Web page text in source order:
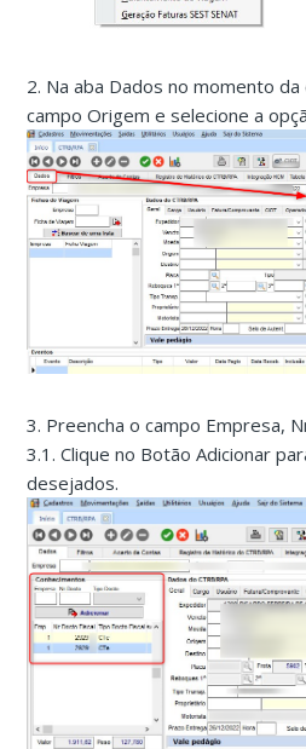
2. Na aba Dados no momento
campo Origem e selecione a
3. Preencha o campo Empresa,
3.1. Clique no Botão Adicionar
desejados.